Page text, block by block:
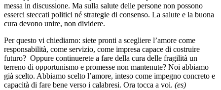
messa in discussione. Ma sulla salute delle persone non possono
esserci steccati politici né strategie di consenso. La salute e la buona
cura devono unire, non dividere.
Per questo vi chiediamo: siete pronti a scegliere l’amore come
responsabilità, come servizio, come impresa capace di costruire
futuro? Oppure continuerete a fare della cura delle fragilità un
terreno di opportunismo e promesse non mantenute? Noi abbiamo
già scelto. Abbiamo scelto l’amore, inteso come impegno concreto e
capacità di fare bene verso i calabresi. Ora tocca a voi. (es)